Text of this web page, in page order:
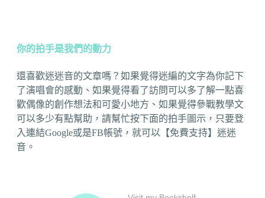
你的拍手是我們的動力
還喜歡迷迷音的文章嗎？如果覺得迷編的文字為你記下
了演唱會的感動、如果覺得看了訪問可以多了解一點喜
歡偶像的創作想法和可愛小地方、如果覺得參戰教學文
可以多少有點幫助，請幫忙按下面的拍手圖示，只要登
入連結Google或是FB帳號，就可以【免費支持】迷迷
音。